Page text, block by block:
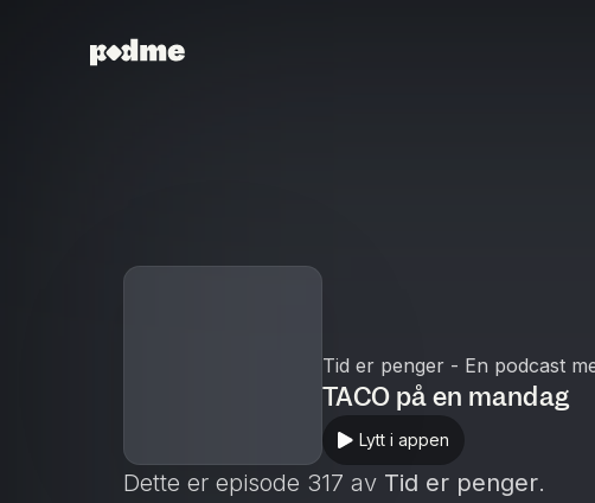
Tid er penger - En podcast
TACO på en mandag
Lytt i appen
Dette er episode 317 av Tid er penger.